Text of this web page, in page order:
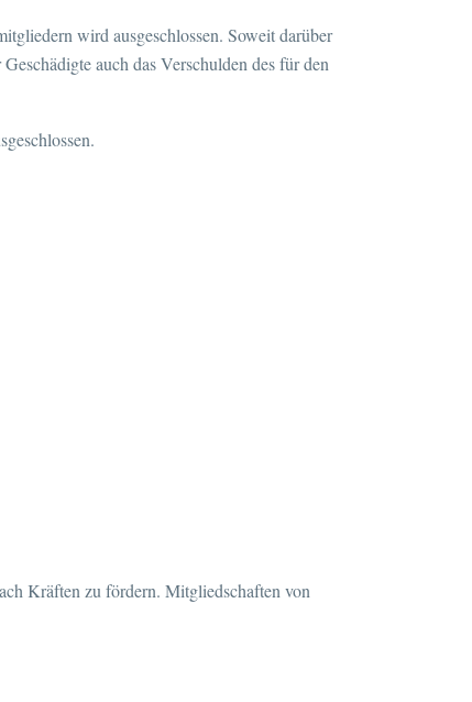
wird ausgeschlossen. Soweit darüber
auch das Verschulden des für den
Kräften zu fördern. Mitgliedschaften von